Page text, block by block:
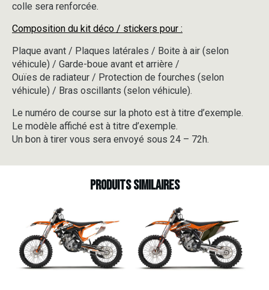
colle sera renforcée.
Composition du kit déco / stickers pour :
Plaque avant / Plaques latérales / Boite à air (selon
véhicule) / Garde-boue avant et arrière /
Ouïes de radiateur / Protection de fourches (selon
véhicule) / Bras oscillants (selon véhicule).
Le numéro de course sur la photo est à titre d’exemple.
Le modèle affiché est à titre d’exemple.
Un bon à tirer vous sera envoyé sous 24 – 72h.
Produits similaires